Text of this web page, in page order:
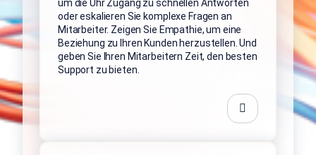
um die Uhr Zugang zu schnellen Antworten
oder eskalieren Sie komplexe Fragen an
Mitarbeiter. Zeigen Sie Empathie, um eine
Beziehung zu Ihren Kunden herzustellen. Und
geben Sie Ihren Mitarbeitern Zeit, den besten
Support zu bieten.